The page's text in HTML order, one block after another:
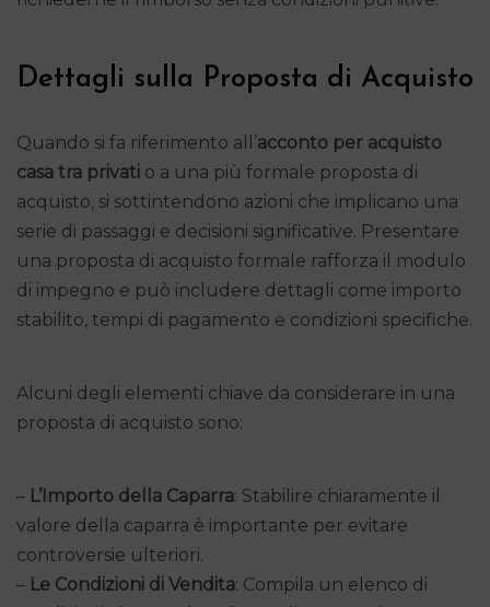
Dettagli sulla Proposta di Acquisto
Quando si fa riferimento all’acconto per acquisto
casa tra privati o a una più formale proposta di
acquisto, si sottintendono azioni che implicano una
serie di passaggi e decisioni significative. Presentare
una proposta di acquisto formale rafforza il modulo
di impegno e può includere dettagli come importo
stabilito, tempi di pagamento e condizioni specifiche.
Alcuni degli elementi chiave da considerare in una
proposta di acquisto sono:
– L’Importo della Caparra: Stabilire chiaramente il
valore della caparra è importante per evitare
controversie ulteriori.
– Le Condizioni di Vendita: Compila un elenco di